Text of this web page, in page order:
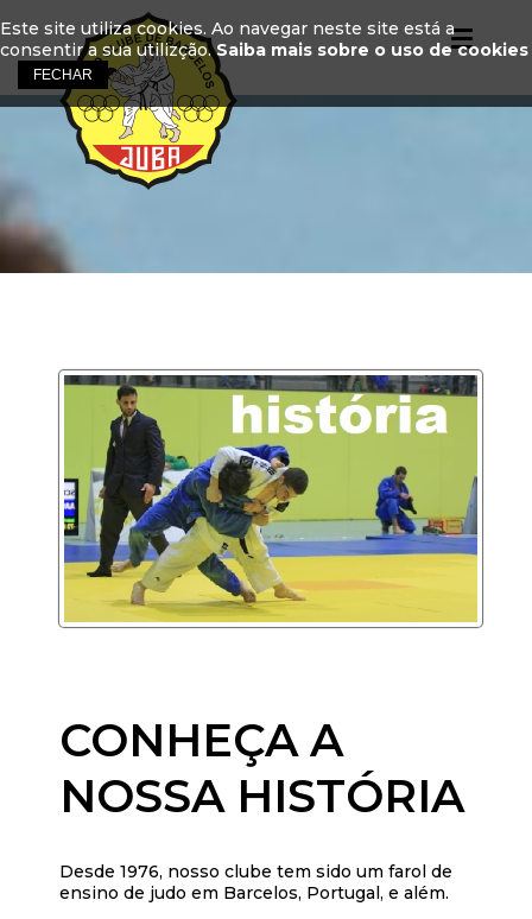
CONHEÇA A
NOSSA HISTÓRIA
Desde 1976, nosso clube tem sido um farol de
ensino de judo em Barcelos, Portugal, e além.
Este site utiliza cookies. Ao navegar neste site está a
consentir a sua utilizção.Saiba mais sobre o uso de cookies